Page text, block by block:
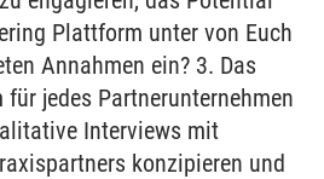
Plattform unter von Euch
Annahmen ein? 3. Das
für jedes Partnerunternehmen
Interviews mit
konzipieren und